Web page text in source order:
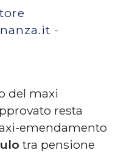
-
del maxi
resta
emendamento
tra pensione